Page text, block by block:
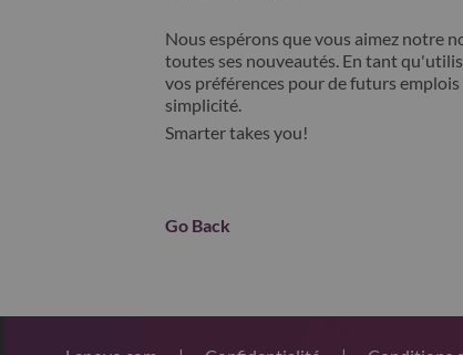
Nous espérons que vous aimez notre
toutes ses nouveautés. En tant
vos préférences pour de futurs
simplicité.
Smarter takes you!
Go Back